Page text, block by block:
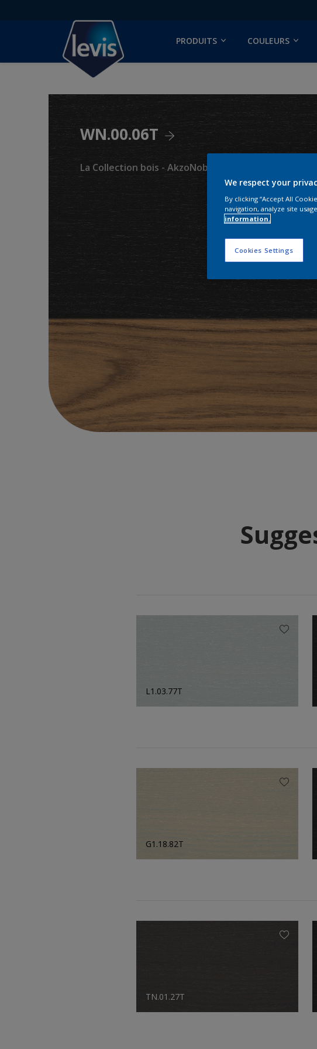
PRODUITS COULEURS
WN.00.06T
La Collection bois - AkzoNobel Color Studio
L1.03.77T
G1.18.82T
TN.01.27T
We respect your
By clicking “Accept All
navigation, analyze site
information.
Cookies Settings